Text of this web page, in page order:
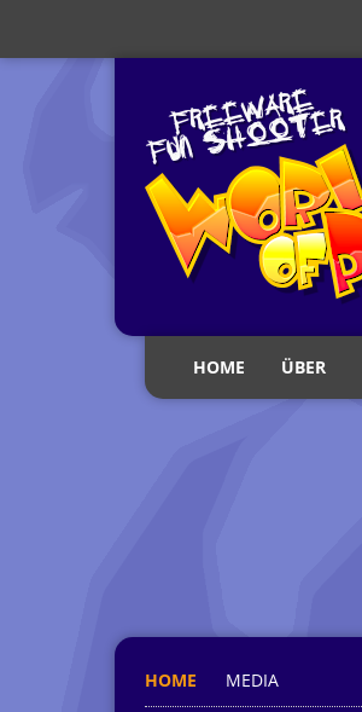
HOME ÜBER
HOME MEDIA